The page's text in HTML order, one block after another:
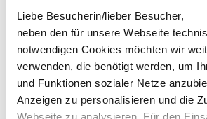
Liebe Besucherin/lieber Besucher,
neben den für unsere Webseite
notwendigen Cookies möchten wir
verwenden, die benötigt werden, um
und Funktionen sozialer Netze
Anzeigen zu personalisieren und die
Webseite zu analysieren. Für den